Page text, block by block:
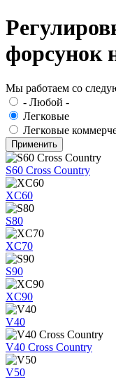
форсунок
Мы работаем со
- Любой -
Легковые
Легковые
S60 Cross Country
XC60
S80
XC70
S90
XC90
V40
V40 Cross Country
V50